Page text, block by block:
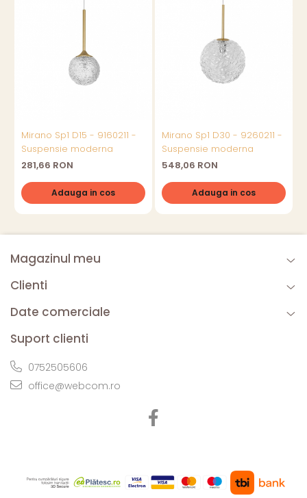
Mirano Sp1 D15 - 9160211 -
Suspensie moderna
281,66 RON
Adauga in cos
Mirano Sp1 D30 - 9260211 -
Suspensie moderna
548,06 RON
Adauga in cos
Magazinul meu
Clienti
Date comerciale
Suport clienti
0752505606
office@webcom.ro